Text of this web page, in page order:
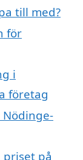
till med?
för
i
företag
på